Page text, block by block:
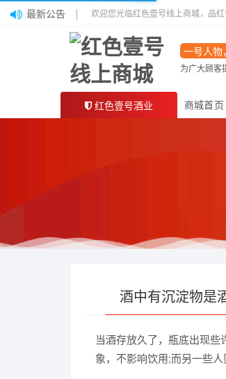
最新公告 欢迎您光临红色壹号线上商城，品红
一号人物
为广大顾客
红色壹号酒业 商城首页
酒中有沉淀物是
当酒存放久了，瓶底出现
象，不影响饮用;而另一些